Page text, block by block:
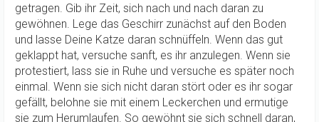
getragen. Gib ihr Zeit, sich nach und nach daran zu
gewöhnen. Lege das Geschirr zunächst auf den Boden
und lasse Deine Katze daran schnüffeln. Wenn das gut
geklappt hat, versuche sanft, es ihr anzulegen. Wenn sie
protestiert, lass sie in Ruhe und versuche es später noch
einmal. Wenn sie sich nicht daran stört oder es ihr sogar
gefällt, belohne sie mit einem Leckerchen und ermutige
sie zum Herumlaufen. So gewöhnt sie sich schnell daran,